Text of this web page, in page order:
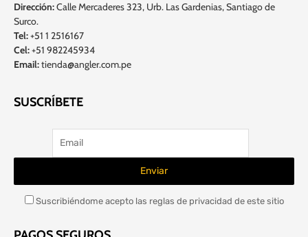
Dirección:Calle Mercaderes 323, Urb. Las Gardenias, Santiago de
Surco.
Tel:+51 1 2516167
Cel:+51 982245934
Email:tienda@angler.com.pe
SUSCRÍBETE
Suscribiéndome acepto las reglas de privacidad de este sitio